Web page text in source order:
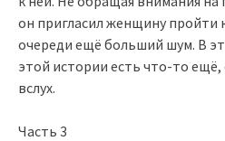
он пригласил женщину пройти
очереди ещё больший шум. В
этой истории есть что-то
вслух.
Часть 3